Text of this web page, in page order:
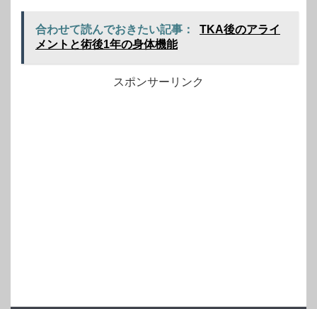
合わせて読んでおきたい記事：
TKA後のアライ
メントと術後1年の身体機能
スポンサーリンク